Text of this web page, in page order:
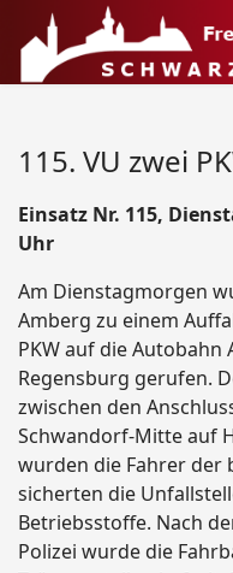
115. VU zwei
Einsatz Nr. 115,
Uhr
Am Dienstagmorgen
Amberg zu einem
PKW auf die Autobahn
Regensburg gerufen.
zwischen den
Schwandorf-Mitte auf
wurden die Fahrer der
sicherten die
Betriebsstoffe. Nach
Polizei wurde die